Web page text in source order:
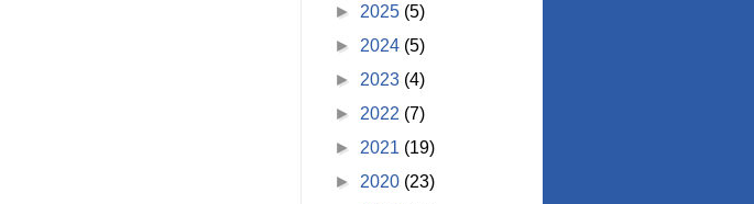
► 2025 (5)
► 2024 (5)
► 2023 (4)
► 2022 (7)
► 2021 (19)
► 2020 (23)